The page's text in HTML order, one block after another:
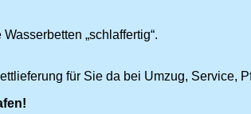
„schlaffertig“.
für Sie da bei Umzug, Service,